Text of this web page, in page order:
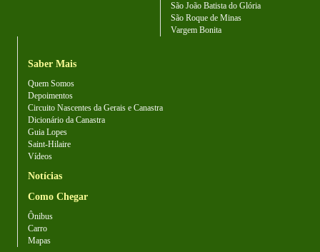
São João Batista do Glória
São Roque de Minas
Vargem Bonita
Saber Mais
Quem Somos
Depoimentos
Circuito Nascentes da Gerais e Canastra
Dicionário da Canastra
Guia Lopes
Saint-Hilaire
Vídeos
Notícias
Como Chegar
Ônibus
Carro
Mapas